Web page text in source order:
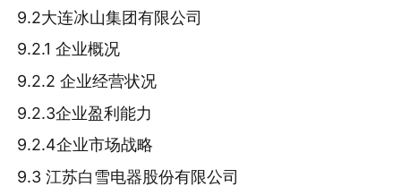
9.2大连冰山集团有限公司
9.2.1 企业概况
9.2.2 企业经营状况
9.2.3企业盈利能力
9.2.4企业市场战略
9.3 江苏白雪电器股份有限公司